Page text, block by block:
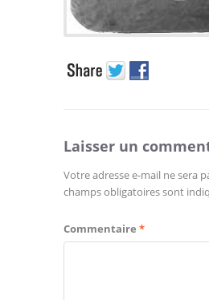
Laisser un
Votre adresse e-mail ne sera
champs obligatoires sont
Commentaire *